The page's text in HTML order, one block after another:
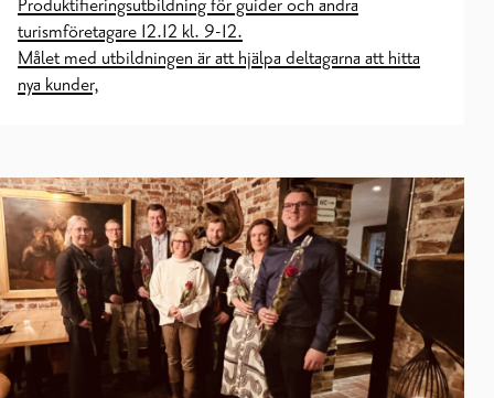
Produktifieringsutbildning för guider och andra
turismföretagare 12.12 kl. 9-12.
Målet med utbildningen är att hjälpa deltagarna att hitta
nya kunder,